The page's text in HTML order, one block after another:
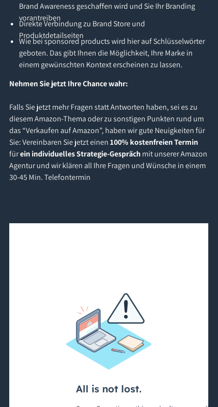
Brand Awareness geschaffen wird und Sie Ihr Branding
vorantreiben
Direkte Verbindung zu Brand Store und
Produktdetailseiten
Wie bei sponsored products wird hier auf Schlüsselwörter
geboten. Das gibt Ihnen die Möglichkeit, Ihre Marke in
einem gewünschten Kontext erscheinen zu lassen.
Nehmen Sie jetzt Ihre Chance wahr:
Falls Sie jetzt mehr Fragen statt Antworten haben, sei es zu
diesem Amazon-Thema oder zu sonstigen Punkten rund um
das “Verkaufen auf Amazon”, haben wir gute Neuigkeiten für
Sie: Vereinbaren Sie jetzt einen100% kostenfreien Termin
fürein individuelles Strategie-Gespräch mit unserer Amazon
Agentur und wir klären all Ihre Fragen und Wünsche in einem
30-45 Min. Telefontermin